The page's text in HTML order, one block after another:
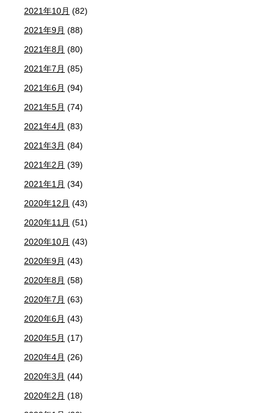
2021年10月 (82)
2021年9月 (88)
2021年8月 (80)
2021年7月 (85)
2021年6月 (94)
2021年5月 (74)
2021年4月 (83)
2021年3月 (84)
2021年2月 (39)
2021年1月 (34)
2020年12月 (43)
2020年11月 (51)
2020年10月 (43)
2020年9月 (43)
2020年8月 (58)
2020年7月 (63)
2020年6月 (43)
2020年5月 (17)
2020年4月 (26)
2020年3月 (44)
2020年2月 (18)